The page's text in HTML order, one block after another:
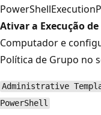
Ativar a Execução
Computador e
Política de Grupo no
Administrative
PowerShell